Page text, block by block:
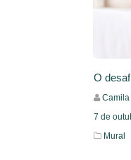
O
Camila
7 de
Mural